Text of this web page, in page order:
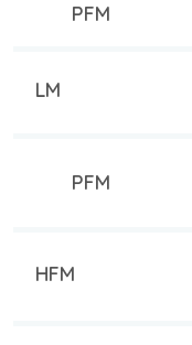
PFM
LM
PFM
HFM